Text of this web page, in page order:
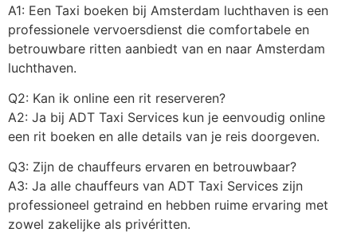
A1: Een Taxi boeken bij Amsterdam luchthaven is een
professionele vervoersdienst die comfortabele en
betrouwbare ritten aanbiedt van en naar Amsterdam
luchthaven.
Q2: Kan ik online een rit reserveren?
A2: Ja bij ADT Taxi Services kun je eenvoudig online
een rit boeken en alle details van je reis doorgeven.
Q3: Zijn de chauffeurs ervaren en betrouwbaar?
A3: Ja alle chauffeurs van ADT Taxi Services zijn
professioneel getraind en hebben ruime ervaring met
zowel zakelijke als privéritten.